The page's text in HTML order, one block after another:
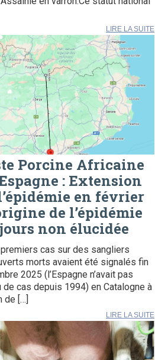
LIRE LA SUITE
Porcine Africaine
: Extension
en février
de l’épidémie
non élucidée
cas sur des sangliers
morts avaient été signalés fin
2025 (l’Espagne n’avait pas
de cas depuis 1994) en Catalogne à
de […]
LIRE LA SUITE